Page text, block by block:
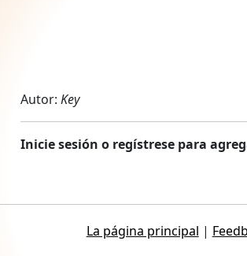
Autor: Key
Inicie sesión o regístrese para
La página principal |